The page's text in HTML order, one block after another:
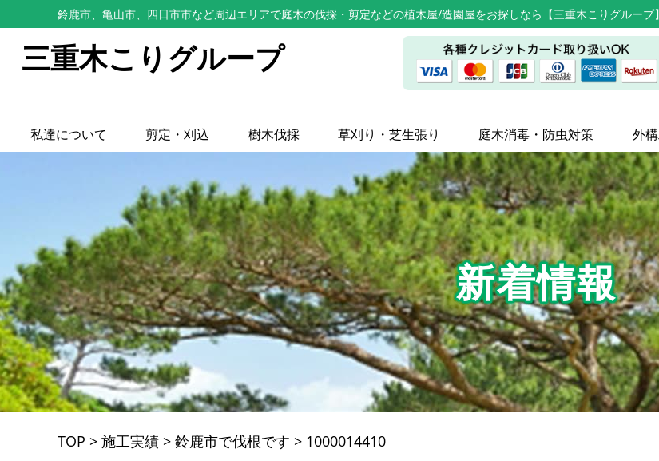
鈴鹿市、亀山市、四日市市など周辺エリアで庭木の伐採・剪定などの植木屋/造園屋をお探しなら【三重木こりグループ
三重木こりグループ
私達について 剪定・刈込 樹木伐採 草刈り・芝生張り 庭木消毒・防虫対策 外
新着情報
TOP > 施工実績 > 鈴鹿市で伐根です > 1000014410